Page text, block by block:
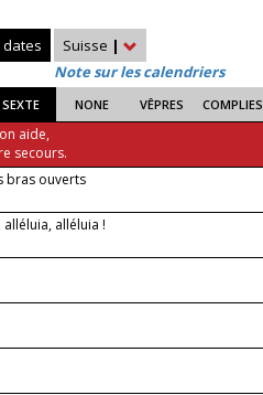
dates Suisse |
Note sur les calendriers
SEXTE NONE VÊPRES COMPLIES
aide,
secours.
bras ouverts
alléluia !